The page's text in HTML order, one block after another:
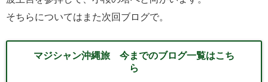
そちらについてはまた次回ブログで。
マジシャン沖縄旅 今までのブログ一覧はこち
ら